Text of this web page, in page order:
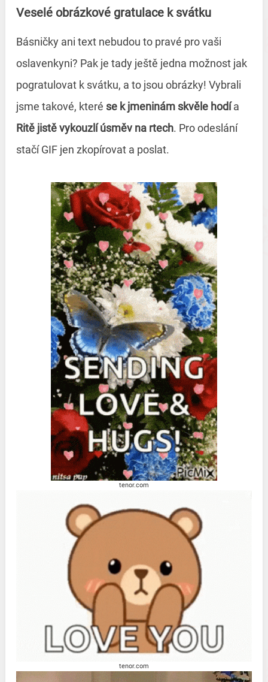
Veselé obrázkové gratulace k svátku
Básničky ani text nebudou to pravé pro vaši
oslavenkyni? Pak je tady ještě jedna možnost jak
pogratulovat k svátku, a to jsou obrázky! Vybrali
jsme takové, které se k jmeninám skvěle hodía
Ritě jistě vykouzlí úsměv na rtech. Pro odeslání
stačí GIF jen zkopírovat a poslat.
tenor.com
tenor.com